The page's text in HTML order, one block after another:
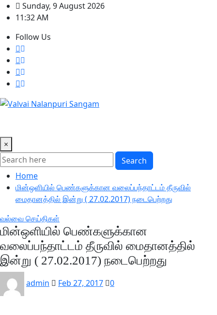
Skip
to
Sunday, 9 August 2026
11:32 AM
Follow Us
×
Search
Home
மின்ஒளியில் பெண்களுக்கான வலைப்பந்தாட்டம் தீருவில்
மைதானத்தில் இன்று ( 27.02.2017) நடைபெற்றது
வல்வை செய்திகள்
மின்ஒளியில் பெண்களுக்கான
வலைப்பந்தாட்டம் தீருவில் மைதானத்தில்
இன்று ( 27.02.2017) நடைபெற்றது
admin Feb 27, 2017 0